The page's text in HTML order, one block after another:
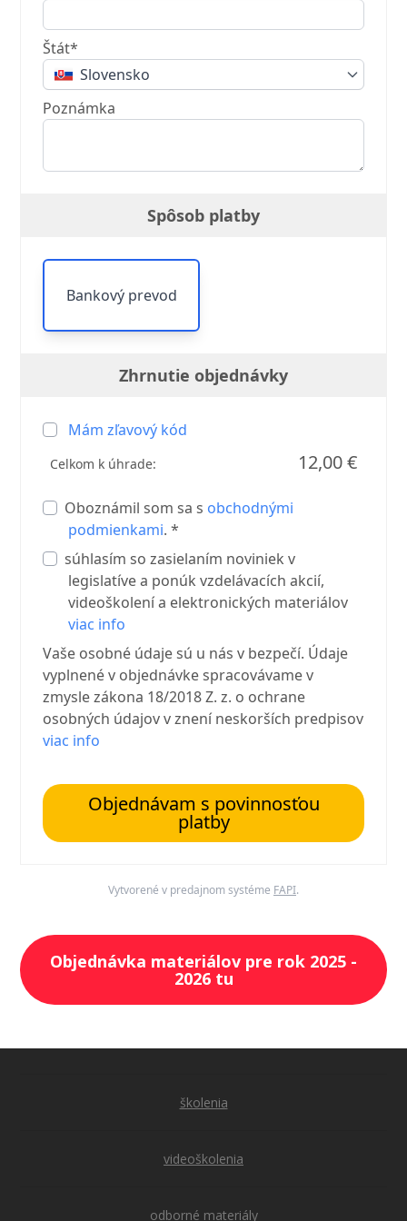
Štát*
Slovensko
Poznámka
Spôsob platby
Bankový prevod
Zhrnutie objednávky
Mám zľavový kód
Celkom k úhrade: 12,00 €
Oboznámil som sa s obchodnými
podmienkami. *
súhlasím so zasielaním noviniek v
legislatíve a ponúk vzdelávacích akcií,
videoškolení a elektronických materiálov
viac info
Vaše osobné údaje sú u nás v bezpečí. Údaje
vyplnené v objednávke spracovávame v
zmysle zákona 18/2018 Z. z. o ochrane
osobných údajov v znení neskorších predpisov
viac info
Objednávam s povinnosťou
platby
Vytvorené v predajnom systéme FAPI.
Objednávka materiálov pre rok 2025 -
2026 tu
školenia
videoškolenia
odborné materiály